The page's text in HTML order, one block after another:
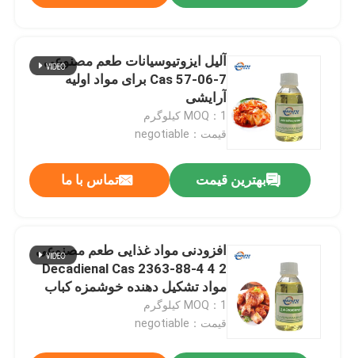
آلیل ایزوتیوسیانات طعم مصنوعی
Cas 57-06-7 برای مواد اولیه
آرایشی
MOQ：1 کیلوگرم
قیمت：negotiable
بهترین قیمت تماس با ما
افزودنی مواد غذایی طعم مصنوعی
2 4 Decadienal Cas 2363-88-4
مواد تشکیل دهنده خوشمزه کباب
MOQ：1 کیلوگرم
قیمت：negotiable